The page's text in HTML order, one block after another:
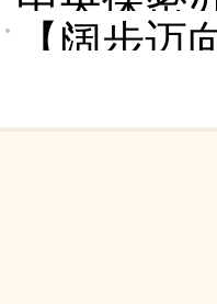
和宣传海
【阔步